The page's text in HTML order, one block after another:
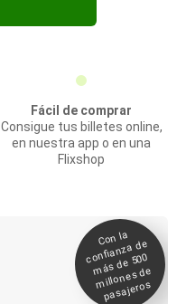
Fácil de comprar
Consigue tus billetes online,
en nuestra app o en una
Flixshop
Con la
confianza de
más de 500
millones de
pasajeros